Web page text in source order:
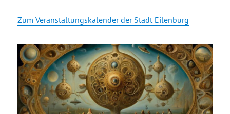
Zum Veranstaltungskalender der Stadt Eilenburg